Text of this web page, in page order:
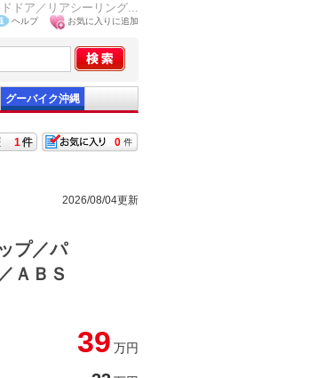
ドア／リアシーリング...
ヘルプ お気に入りに追加
グーバイク沖縄
0
1
2026/08/04更新
プ／パ
ＡＢＳ
39 万円